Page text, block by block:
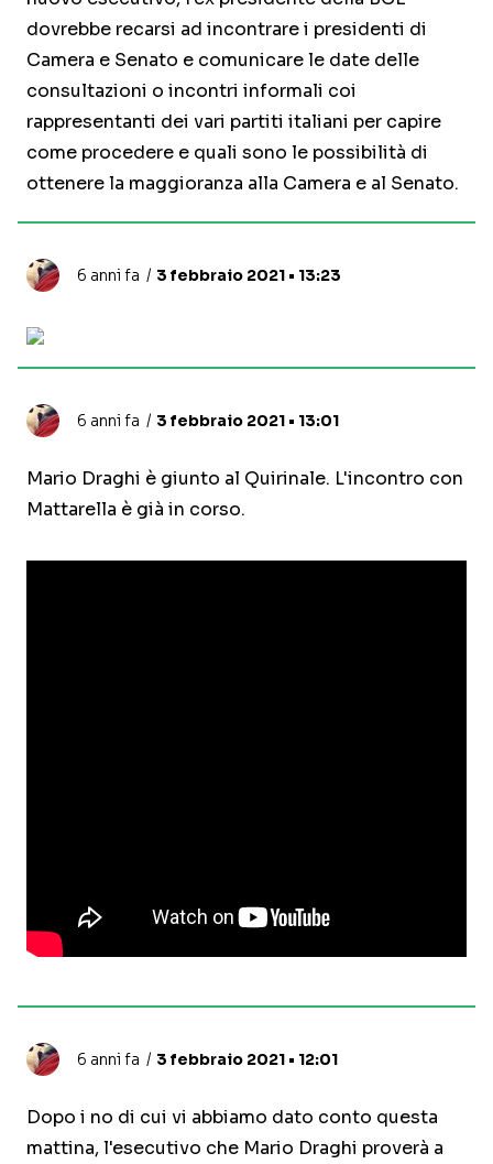
dovrebbe recarsi ad incontrare i presidenti di
Camera e Senato e comunicare le date delle
consultazioni o incontri informali coi
rappresentanti dei vari partiti italiani per capire
come procedere e quali sono le possibilità di
ottenere la maggioranza alla Camera e al Senato.
6 anni fa 3 febbraio 2021 • 13:23
6 anni fa 3 febbraio 2021 • 13:01
Mario Draghi è giunto al Quirinale. L'incontro con
Mattarella è già in corso.
6 anni fa 3 febbraio 2021 • 12:01
Dopo i no di cui vi abbiamo dato conto questa
mattina, l'esecutivo che Mario Draghi proverà a